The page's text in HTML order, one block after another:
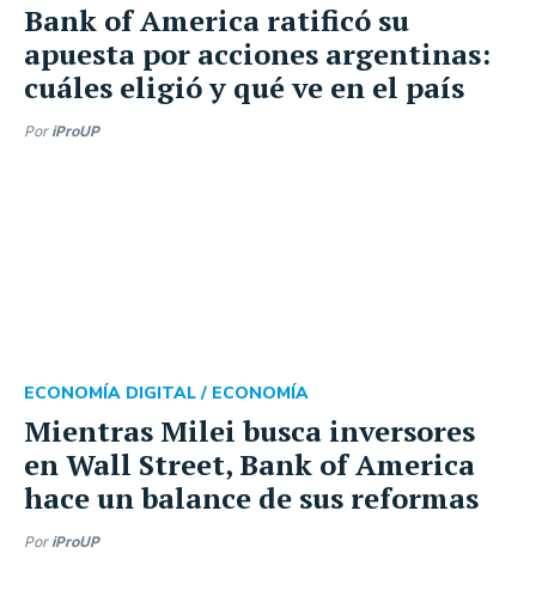
Bank of America ratificó su
apuesta por acciones argentinas:
cuáles eligió y qué ve en el país
Por iProUP
Mientras Milei busca inversores
en Wall Street, Bank of America
hace un balance de sus reformas
ECONOMÍA DIGITAL / ECONOMÍA
Por iProUP